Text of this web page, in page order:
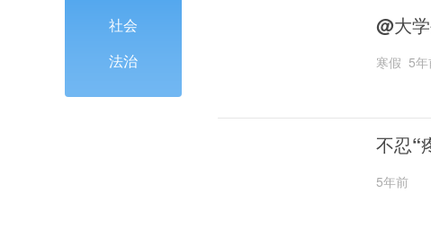
社会
法治
@大
寒假 5
不忍“
5年前